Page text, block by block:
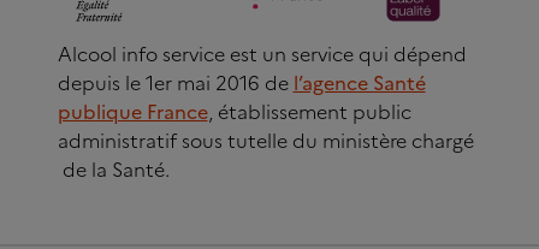
Alcool info service est un service qui dépend
depuis le 1er mai 2016 de l’agence Santé
publique France, établissement public
administratif sous tutelle du ministère chargé
de la Santé.